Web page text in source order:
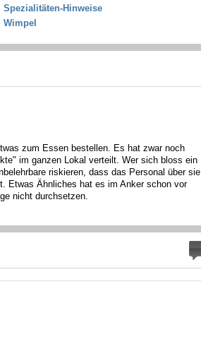
Spezialitäten-Hinweise
Wimpel
zum Essen bestellen. Es hat zwar noch
im ganzen Lokal verteilt. Wer sich bloss ein
riskieren, dass das Personal über sie
Etwas Ähnliches hat es im Anker schon vor
nicht durchsetzen.